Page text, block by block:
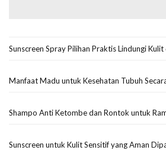
Sunscreen Spray Pilihan Praktis Lindungi
Manfaat Madu untuk Kesehatan Tubuh
Shampo Anti Ketombe dan Rontok untuk
Sunscreen untuk Kulit Sensitif yang Aman